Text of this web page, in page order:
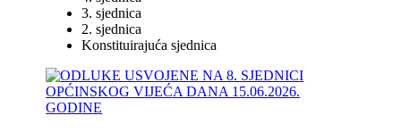
3. sjednica
2. sjednica
Konstituirajuća sjednica